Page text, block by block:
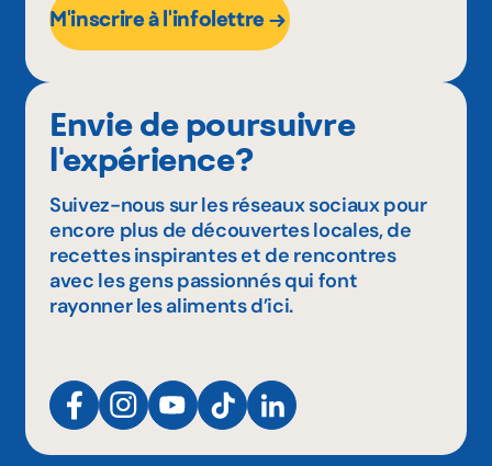
M'inscrire à l'infolettre
Envie de poursuivre
l'expérience?
Suivez-nous sur les réseaux sociaux pour
encore plus de découvertes locales, de
recettes inspirantes et de rencontres
avec les gens passionnés qui font
rayonner les aliments d’ici.